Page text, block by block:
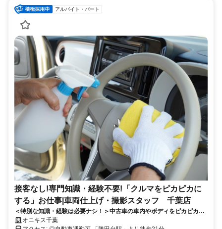
アルバイト・パート
接客なし!専門知識・経験不要!「クルマをピカピカに
する」お仕事|車両仕上げ・撮影スタッフ 千葉店
＜特別な知識・経験は必要ナシ！＞中古車の車内やボディをピカピカに
することだけに没頭！「車は好きだけど、営業や接客はちょっと…」
オニキス千葉